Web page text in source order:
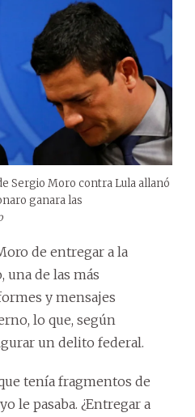
Sergio Moro contra Lula allanó
ganara las
de entregar a la
una de las más
y mensajes
lo que, según
un delito federal.
tenía fragmentos de
le pasaba. ¿Entregar a